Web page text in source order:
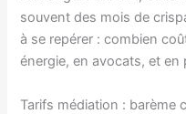
souvent des mois de
à se repérer : combien
énergie, en avocats, et en
Tarifs médiation : barème